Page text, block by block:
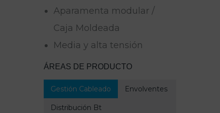
Aparamenta modular /
Caja Moldeada
Media y alta tensión
ÁREAS DE PRODUCTO
Gestión Cableado Envolventes
Distribución Bt